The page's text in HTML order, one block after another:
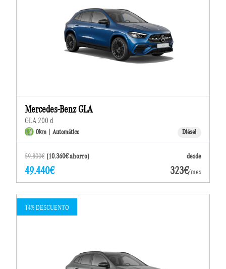
Mercedes-Benz GLA
GLA 200 d
0km | Automático Diésel
59.800€ (10.360€ ahorro) desde
49.440€ 323€/mes
14% DESCUENTO